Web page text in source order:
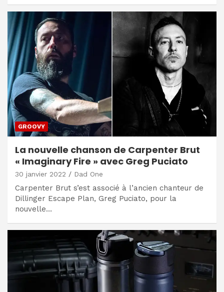
GROOVY
La nouvelle chanson de Carpenter Brut
« Imaginary Fire » avec Greg Puciato
30 janvier 2022 Dad One
Carpenter Brut s’est associé à l’ancien chanteur de
Dillinger Escape Plan, Greg Puciato, pour la
nouvelle…